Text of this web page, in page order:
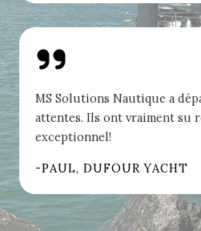
MS Solutions Nautique a
attentes. Ils ont vraiment su
exceptionnel!
-PAUL, DUFOUR YACHT